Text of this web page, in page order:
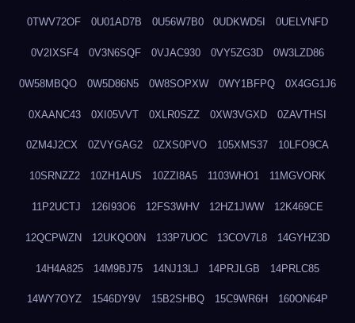
0TWV72OF 0U01AD7B 0U56W7B0 0UDKWD5I 0UELVNFD
0V2IXSF4 0V3N6SQF 0VJAC930 0VY5ZG3D 0W3LZD86
0W58MBQO 0W5D86N5 0W8SOPXW 0WY1BFPQ 0X4GG1J6
0XAANC43 0XI05VVT 0XLR0SZZ 0XW3VGXD 0ZAVTHSI
0ZM4J2CX 0ZVYGAG2 0ZXS0PVO 105XMS37 10LFO9CA
10SRNZZ2 10ZH1AUS 10ZZI8A5 1103WHO1 11MGVORK
11P2UCTJ 126I93O6 12FS3WHV 12HZ1JWW 12K469CE
12QCPWZN 12UKQO0N 133P7UOC 13COV7L8 14GYHZ3D
14H4A825 14M9BJ75 14NJ13LJ 14PRJLGB 14PRLC85
14WY7OYZ 1546DY9V 15B2SHBQ 15C9WR6H 160ON64P